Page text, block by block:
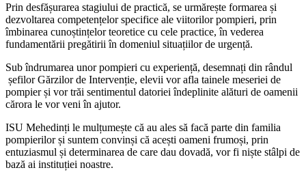
Prin desfășurarea stagiului de practică, se urmărește formarea și
dezvoltarea competențelor specifice ale viitorilor pompieri, prin
îmbinarea cunoștințelor teoretice cu cele practice, în vederea
fundamentării pregătirii în domeniul situațiilor de urgență.
Sub îndrumarea unor pompieri cu experiență, desemnați din rândul
șefilor Gărzilor de Intervenție, elevii vor afla tainele meseriei de
pompier și vor trăi sentimentul datoriei îndeplinite alături de oamenii
cărora le vor veni în ajutor.
ISU Mehedinți le mulțumește că au ales să facă parte din familia
pompierilor și suntem convinși că acești oameni frumoși, prin
entuziasmul și determinarea de care dau dovadă, vor fi niște stâlpi de
bază ai instituției noastre.